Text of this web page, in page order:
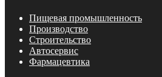
Пищевая промышленность
Производство
Строительство
Автосервис
Фармацевтика